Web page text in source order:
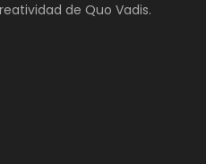
de Quo Vadis.